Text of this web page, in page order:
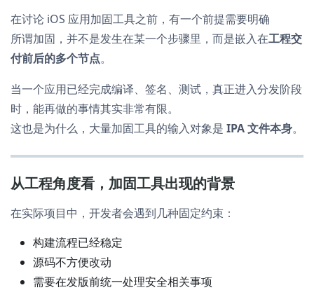
在讨论 iOS 应用加固工具之前，有一个前提需要明确
所谓加固，并不是发生在某一个步骤里，而是嵌入在工程交
付前后的多个节点。
当一个应用已经完成编译、签名、测试，真正进入分发阶段
时，能再做的事情其实非常有限。
这也是为什么，大量加固工具的输入对象是 IPA 文件本身。
从工程角度看，加固工具出现的背景
在实际项目中，开发者会遇到几种固定约束：
构建流程已经稳定
源码不方便改动
需要在发版前统一处理安全相关事项